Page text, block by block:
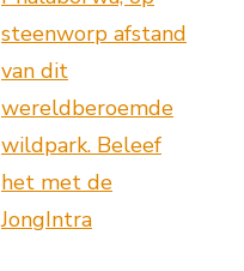
steenworp afstand
van dit
wereldberoemde
wildpark. Beleef
het met de
JongIntra